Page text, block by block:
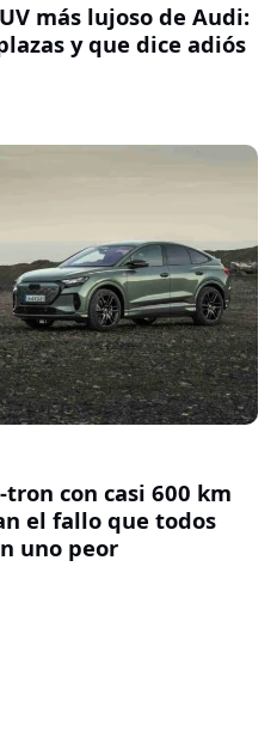
más lujoso de Audi:
y que dice adiós
con casi 600 km
el fallo que todos
uno peor